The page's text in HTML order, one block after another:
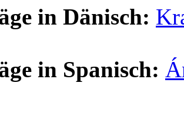
in Dänisch:
in Spanisch: